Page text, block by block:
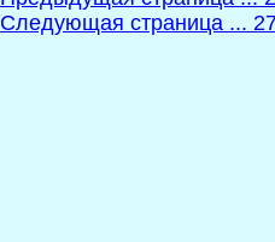
Следующая страница ...